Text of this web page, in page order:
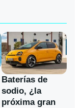
Baterías de
sodio, ¿la
próxima gran